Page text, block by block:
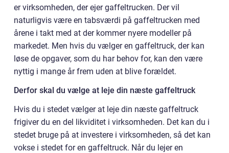
er virksomheden, der ejer gaffeltrucken. Der vil
naturligvis være en tabsværdi på gaffeltrucken med
årene i takt med at der kommer nyere modeller på
markedet. Men hvis du vælger en gaffeltruck, der kan
løse de opgaver, som du har behov for, kan den være
nyttig i mange år frem uden at blive forældet.
Derfor skal du vælge at leje din næste gaffeltruck
Hvis du i stedet vælger at leje din næste gaffeltruck
frigiver du en del likviditet i virksomheden. Det kan du i
stedet bruge på at investere i virksomheden, så det kan
vokse i stedet for en gaffeltruck. Når du lejer en